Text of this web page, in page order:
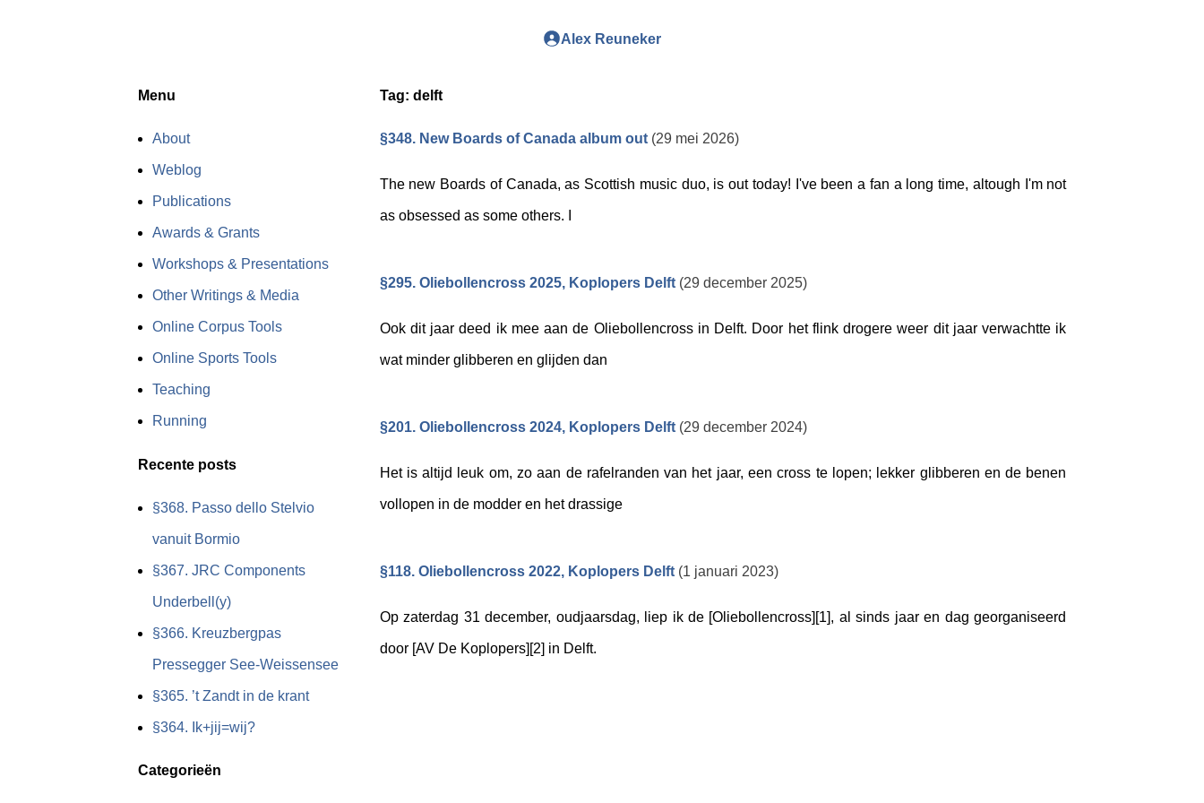
Alex Reuneker
Menu
About
Weblog
Publications
Awards & Grants
Workshops & Presentations
Other Writings & Media
Online Corpus Tools
Online Sports Tools
Teaching
Running
Recente posts
§368. Passo dello Stelvio
vanuit Bormio
§367. JRC Components
Underbell(y)
§366. Kreuzbergpas
Pressegger See-Weissensee
§365. ’t Zandt in de krant
§364. Ik+jij=wij?
Categorieën
Tag: delft
§348. New Boards of Canada album out (29 mei 2026)
The new Boards of Canada, as Scottish music duo, is out today! I've been a fan a long time, altough I'm not
as obsessed as some others. I
§295. Oliebollencross 2025, Koplopers Delft (29 december 2025)
Ook dit jaar deed ik mee aan de Oliebollencross in Delft. Door het flink drogere weer dit jaar verwachtte ik
wat minder glibberen en glijden dan
§201. Oliebollencross 2024, Koplopers Delft (29 december 2024)
Het is altijd leuk om, zo aan de rafelranden van het jaar, een cross te lopen; lekker glibberen en de benen
vollopen in de modder en het drassige
§118. Oliebollencross 2022, Koplopers Delft (1 januari 2023)
Op zaterdag 31 december, oudjaarsdag, liep ik de [Oliebollencross][1], al sinds jaar en dag georganiseerd
door [AV De Koplopers][2] in Delft.